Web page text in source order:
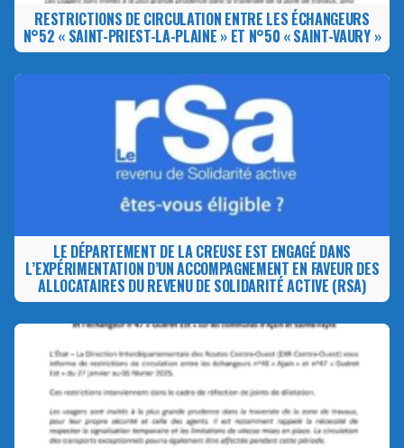
RESTRICTIONS DE CIRCULATION ENTRE LES ÉCHANGEURS
N°52 « SAINT-PRIEST-LA-PLAINE » ET N°50 « SAINT-VAURY »
LE DÉPARTEMENT DE LA CREUSE EST ENGAGÉ DANS
L’EXPÉRIMENTATION D’UN ACCOMPAGNEMENT EN FAVEUR DES
ALLOCATAIRES DU REVENU DE SOLIDARITÉ ACTIVE (RSA)